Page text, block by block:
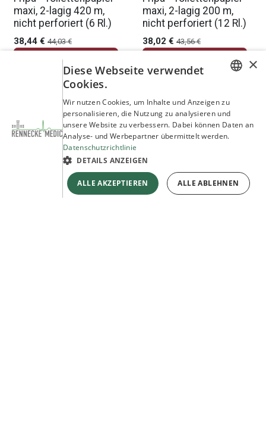
maxi, 2-lagig 420 m,
nicht perforiert (6 Rl.)
38,44 € 44,03€
In den Warenkorb Auf die Wunschliste
maxi, 2-lagig 200 m,
nicht perforiert (12 Rl.)
38,02 € 43,56€
In den Warenkorb
2 4 7
ENGLISH
×
Diese Webseite verwendet
Cookies.
Wir nutzen Cookies, um Inhalte und Anzeigen zu
personalisieren, die Nutzung zu analysieren und
unsere Website zu verbessern. Dabei können Daten an
Analyse- und Werbepartner übermittelt werden.
Datenschutzrichtlinie
DETAILS ANZEIGEN
ALLE AKZEPTIEREN ALLE ABLEHNEN